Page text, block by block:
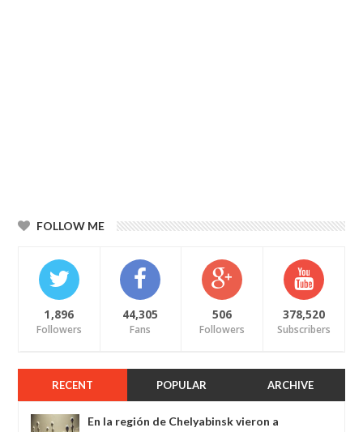
FOLLOW ME
1,896
Followers
44,305
Fans
506
Followers
378,520
Subscribers
RECENT POPULAR ARCHIVE
En la región de Chelyabinsk vieron a